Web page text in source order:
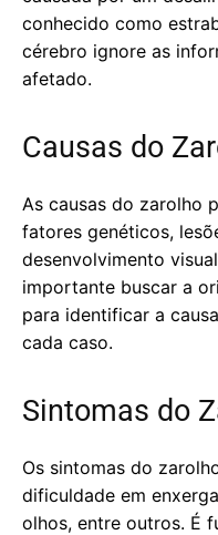
conhecido como
cérebro ignore as
afetado.
Causas do
As causas do zarolho
fatores genéticos,
desenvolvimento
importante buscar a
para identificar a
cada caso.
Sintomas do
Os sintomas do
dificuldade em
olhos, entre outros. É